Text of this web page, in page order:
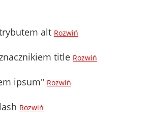
alt Rozwiń
title Rozwiń
ipsum" Rozwiń
Rozwiń